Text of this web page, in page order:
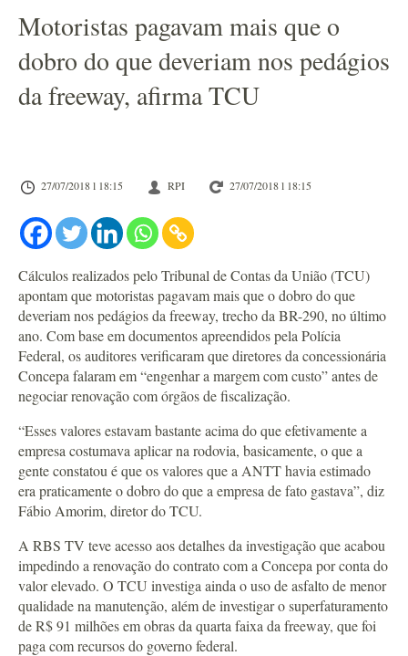
Motoristas pagavam mais que o
dobro do que deveriam nos pedágios
da freeway, afirma TCU
27/07/2018 l 18:15 RPI 27/07/2018 l 18:15
Cálculos realizados pelo Tribunal de Contas da União (TCU)
apontam que motoristas pagavam mais que o dobro do que
deveriam nos pedágios da freeway, trecho da BR-290, no último
ano. Com base em documentos apreendidos pela Polícia
Federal, os auditores verificaram que diretores da concessionária
Concepa falaram em “engenhar a margem com custo” antes de
negociar renovação com órgãos de fiscalização.
“Esses valores estavam bastante acima do que efetivamente a
empresa costumava aplicar na rodovia, basicamente, o que a
gente constatou é que os valores que a ANTT havia estimado
era praticamente o dobro do que a empresa de fato gastava”, diz
Fábio Amorim, diretor do TCU.
A RBS TV teve acesso aos detalhes da investigação que acabou
impedindo a renovação do contrato com a Concepa por conta do
valor elevado. O TCU investiga ainda o uso de asfalto de menor
qualidade na manutenção, além de investigar o superfaturamento
de R$ 91 milhões em obras da quarta faixa da freeway, que foi
paga com recursos do governo federal.